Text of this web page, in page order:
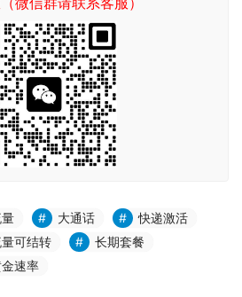
国广电APP套餐名称可能和宣传名